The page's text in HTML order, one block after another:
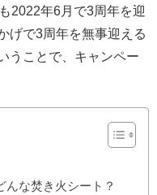
2022年6月で3周年を迎
げで3周年を無事迎える
うことで、キャンペー
んな焚き火シート？